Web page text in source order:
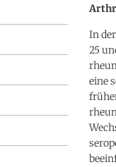
In
25
eine